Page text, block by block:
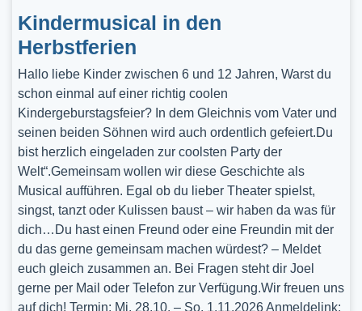
Kindermusical in den
Herbstferien
Hallo liebe Kinder zwischen 6 und 12 Jahren, Warst du
schon einmal auf einer richtig coolen
Kindergeburstagsfeier? In dem Gleichnis vom Vater und
seinen beiden Söhnen wird auch ordentlich gefeiert.Du
bist herzlich eingeladen zur coolsten Party der
Welt“.Gemeinsam wollen wir diese Geschichte als
Musical aufführen. Egal ob du lieber Theater spielst,
singst, tanzt oder Kulissen baust – wir haben da was für
dich…Du hast einen Freund oder eine Freundin mit der
du das gerne gemeinsam machen würdest? – Meldet
euch gleich zusammen an. Bei Fragen steht dir Joel
gerne per Mail oder Telefon zur Verfügung.Wir freuen uns
auf dich! Termin: Mi, 28.10. – So, 1.11.2026 Anmeldelink: